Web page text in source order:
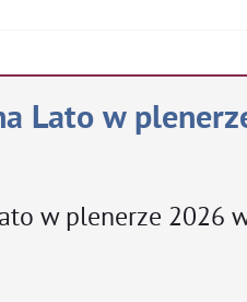
Lato w
w plenerze 2026